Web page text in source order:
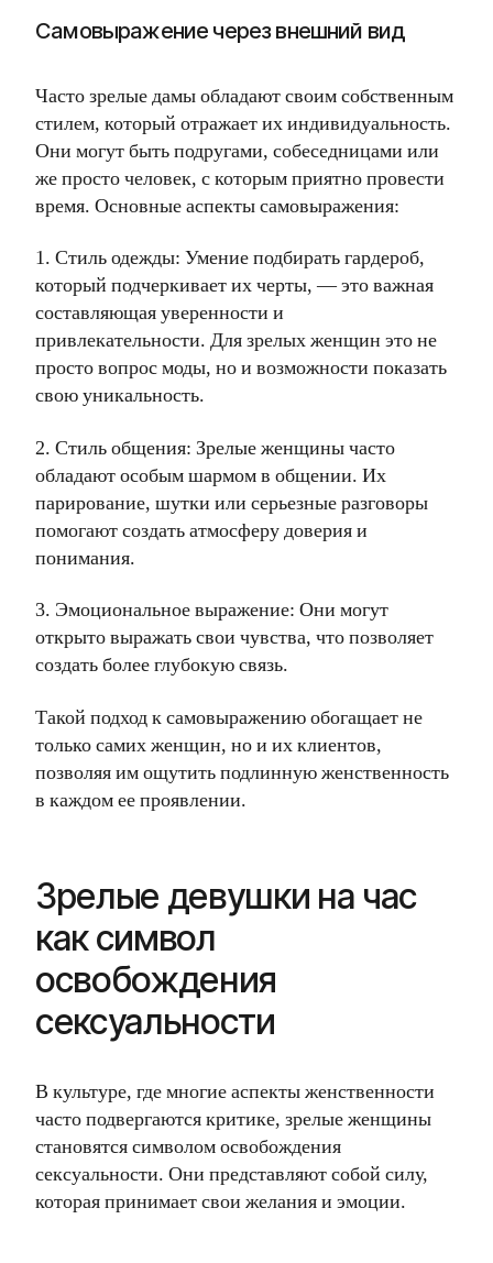
Самовыражение через внешний вид
Часто зрелые дамы обладают своим собственным
стилем, который отражает их индивидуальность.
Они могут быть подругами, собеседницами или
же просто человек, с которым приятно провести
время. Основные аспекты самовыражения:
1. Стиль одежды: Умение подбирать гардероб,
который подчеркивает их черты, — это важная
составляющая уверенности и
привлекательности. Для зрелых женщин это не
просто вопрос моды, но и возможности показать
свою уникальность.
2. Стиль общения: Зрелые женщины часто
обладают особым шармом в общении. Их
парирование, шутки или серьезные разговоры
помогают создать атмосферу доверия и
понимания.
3. Эмоциональное выражение: Они могут
открыто выражать свои чувства, что позволяет
создать более глубокую связь.
Такой подход к самовыражению обогащает не
только самих женщин, но и их клиентов,
позволяя им ощутить подлинную женственность
в каждом ее проявлении.
Зрелые девушки на час
как символ
освобождения
сексуальности
В культуре, где многие аспекты женственности
часто подвергаются критике, зрелые женщины
становятся символом освобождения
сексуальности. Они представляют собой силу,
которая принимает свои желания и эмоции.